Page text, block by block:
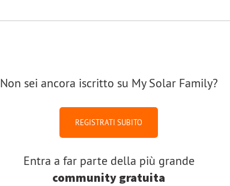
Non sei ancora iscritto su My Solar Family?
REGISTRATI SUBITO
Entra a far parte della più grande
community gratuita